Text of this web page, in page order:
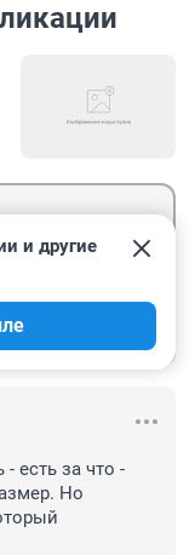
и другие
есть за что -
Но